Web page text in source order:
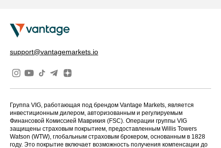
support@vantagemarkets.io
Группа VIG, работающая под брендом Vantage Markets, является
инвестиционным дилером, авторизованным и регулируемым
Финансовой Комиссией Маврикия (FSC). Операции группы VIG
защищены страховым покрытием, предоставленным Willis Towers
Watson (WTW), глобальным страховым брокером, основанным в 1828
году. Это покрытие включает возможность получения компенсации до